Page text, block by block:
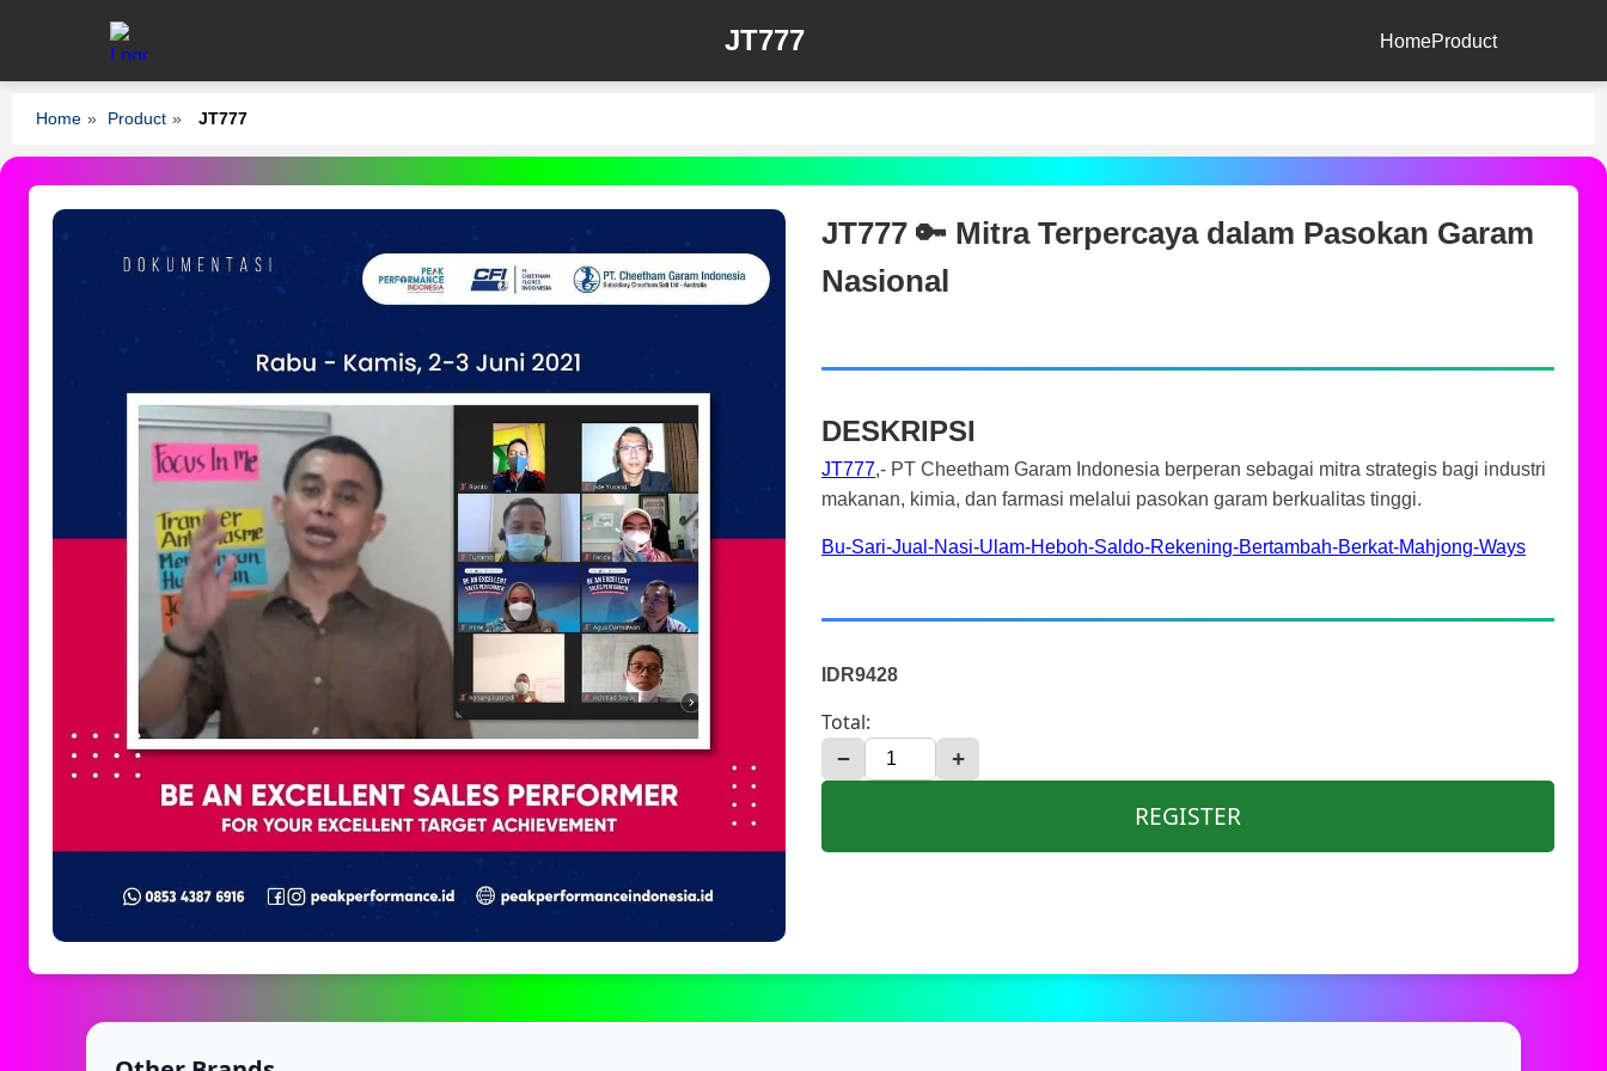
JT777 HomeProduct
Home » Product » JT777
JT777 🔑 Mitra Terpercaya dalam Pasokan Garam
Nasional
DESKRIPSI
JT777,- PT Cheetham Garam Indonesia berperan sebagai mitra strategis bagi industri
makanan, kimia, dan farmasi melalui pasokan garam berkualitas tinggi.
Bu-Sari-Jual-Nasi-Ulam-Heboh-Saldo-Rekening-Bertambah-Berkat-Mahjong-Ways
IDR9428
Total:
− +
REGISTER